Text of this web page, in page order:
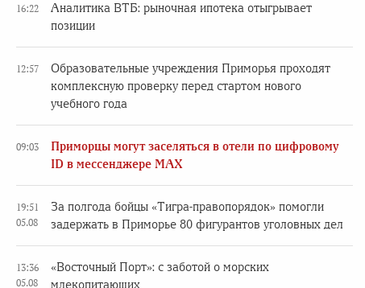
16:22
Аналитика ВТБ: рыночная ипотека отыгрывает
позиции
12:57
Образовательные учреждения Приморья проходят
комплексную проверку перед стартом нового
учебного года
09:03
Приморцы могут заселяться в отели по цифровому
ID в мессенджере MAX
19:51
05.08
За полгода бойцы «Тигра-правопорядок» помогли
задержать в Приморье 80 фигурантов уголовных дел
13:36
05.08
«Восточный Порт»: с заботой о морских
млекопитающих